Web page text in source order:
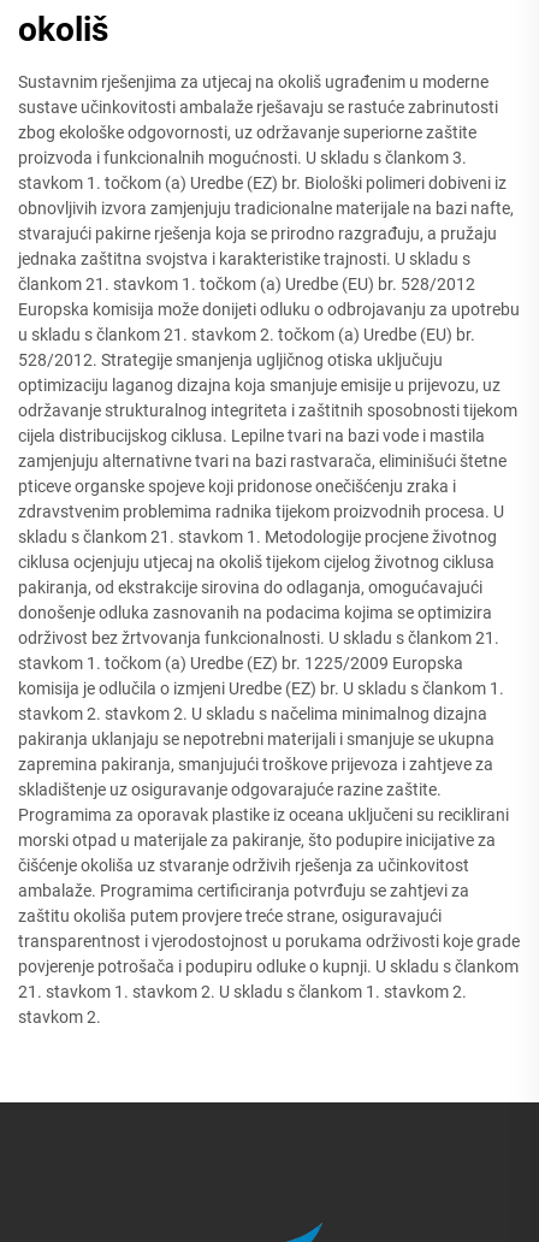
okoliš
Sustavnim rješenjima za utjecaj na okoliš ugrađenim u moderne
sustave učinkovitosti ambalaže rješavaju se rastuće zabrinutosti
zbog ekološke odgovornosti, uz održavanje superiorne zaštite
proizvoda i funkcionalnih mogućnosti. U skladu s člankom 3.
stavkom 1. točkom (a) Uredbe (EZ) br. Biološki polimeri dobiveni iz
obnovljivih izvora zamjenjuju tradicionalne materijale na bazi nafte,
stvarajući pakirne rješenja koja se prirodno razgrađuju, a pružaju
jednaka zaštitna svojstva i karakteristike trajnosti. U skladu s
člankom 21. stavkom 1. točkom (a) Uredbe (EU) br. 528/2012
Europska komisija može donijeti odluku o odbrojavanju za upotrebu
u skladu s člankom 21. stavkom 2. točkom (a) Uredbe (EU) br.
528/2012. Strategije smanjenja ugljičnog otiska uključuju
optimizaciju laganog dizajna koja smanjuje emisije u prijevozu, uz
održavanje strukturalnog integriteta i zaštitnih sposobnosti tijekom
cijela distribucijskog ciklusa. Lepilne tvari na bazi vode i mastila
zamjenjuju alternativne tvari na bazi rastvarača, eliminišući štetne
pticeve organske spojeve koji pridonose onečišćenju zraka i
zdravstvenim problemima radnika tijekom proizvodnih procesa. U
skladu s člankom 21. stavkom 1. Metodologije procjene životnog
ciklusa ocjenjuju utjecaj na okoliš tijekom cijelog životnog ciklusa
pakiranja, od ekstrakcije sirovina do odlaganja, omogućavajući
donošenje odluka zasnovanih na podacima kojima se optimizira
održivost bez žrtvovanja funkcionalnosti. U skladu s člankom 21.
stavkom 1. točkom (a) Uredbe (EZ) br. 1225/2009 Europska
komisija je odlučila o izmjeni Uredbe (EZ) br. U skladu s člankom 1.
stavkom 2. stavkom 2. U skladu s načelima minimalnog dizajna
pakiranja uklanjaju se nepotrebni materijali i smanjuje se ukupna
zapremina pakiranja, smanjujući troškove prijevoza i zahtjeve za
skladištenje uz osiguravanje odgovarajuće razine zaštite.
Programima za oporavak plastike iz oceana uključeni su reciklirani
morski otpad u materijale za pakiranje, što podupire inicijative za
čišćenje okoliša uz stvaranje održivih rješenja za učinkovitost
ambalaže. Programima certificiranja potvrđuju se zahtjevi za
zaštitu okoliša putem provjere treće strane, osiguravajući
transparentnost i vjerodostojnost u porukama održivosti koje grade
povjerenje potrošača i podupiru odluke o kupnji. U skladu s člankom
21. stavkom 1. stavkom 2. U skladu s člankom 1. stavkom 2.
stavkom 2.